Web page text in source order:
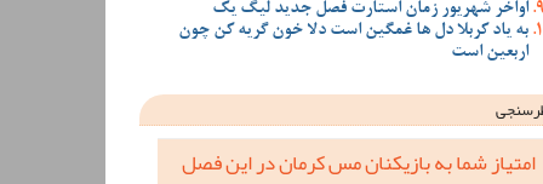
اواخر شهریور زمان استارت فصل جدید لیگ یک
به یاد کربلا دل ها غمگین است دلا خون گریه کن چون
اربعین است
امتیاز شما به بازیکنان مس کرمان در این فصل